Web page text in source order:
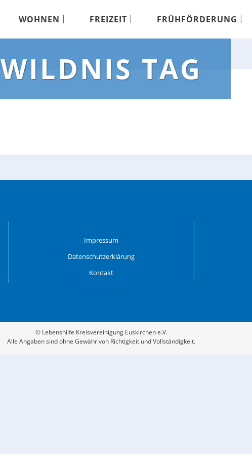
WOHNEN FREIZEIT FRÜHFÖRDERUNG
WILDNIS TAG
Impressum
Datenschutzerklärung
Kontakt
© Lebenshilfe Kreisvereinigung Euskirchen e.V.
Alle Angaben sind ohne Gewähr von Richtigkeit und Vollständigkeit.